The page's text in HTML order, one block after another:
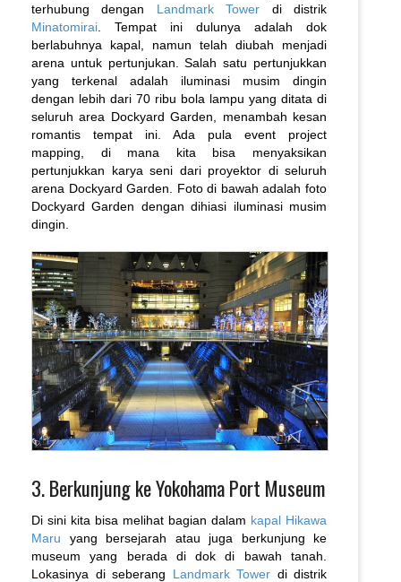
terhubung dengan Landmark Tower di distrik
Minatomirai. Tempat ini dulunya adalah dok
berlabuhnya kapal, namun telah diubah menjadi
arena untuk pertunjukan. Salah satu pertunjukkan
yang terkenal adalah iluminasi musim dingin
dengan lebih dari 70 ribu bola lampu yang ditata di
seluruh area Dockyard Garden, menambah kesan
romantis tempat ini. Ada pula event project
mapping, di mana kita bisa menyaksikan
pertunjukkan karya seni dari proyektor di seluruh
arena Dockyard Garden. Foto di bawah adalah foto
Dockyard Garden dengan dihiasi iluminasi musim
dingin.
3. Berkunjung ke Yokohama Port Museum
Di sini kita bisa melihat bagian dalam kapal Hikawa
Maru yang bersejarah atau juga berkunjung ke
museum yang berada di dok di bawah tanah.
Lokasinya di seberang Landmark Tower di distrik